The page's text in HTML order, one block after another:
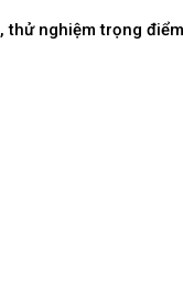
nghiệm trọng